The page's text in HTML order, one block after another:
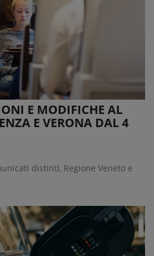
E MODIFICHE AL
E VERONA DAL 4
distinti, Regione Veneto e